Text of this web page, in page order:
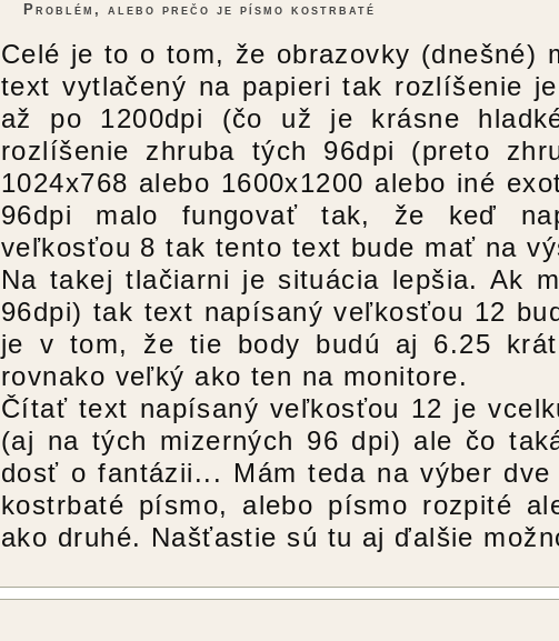
Problém, alebo prečo je písmo kostrbaté
Celé je to o tom, že obrazovky
text vytlačený na papieri tak rozlíšenie
až po 1200dpi (čo už je krásne
rozlíšenie zhruba tých 96dpi (preto
1024x768 alebo 1600x1200 alebo iné
96dpi malo fungovať tak, že keď
veľkosťou 8 tak tento text bude mať na
Na takej tlačiarni je situácia lepšia. Ak
96dpi) tak text napísaný veľkosťou 12
je v tom, že tie body budú aj 6.25
rovnako veľký ako ten na monitore.
Čítať text napísaný veľkosťou 12 je
(aj na tých mizerných 96 dpi) ale čo
dosť o fantázii... Mám teda na výber
kostrbaté písmo, alebo písmo rozpité
ako druhé. Našťastie sú tu aj ďalšie